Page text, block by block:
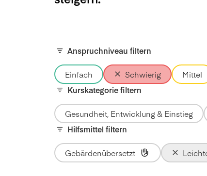
Anspruchniveau filtern
Einfach Schwierig Mittel
Kurskategorie filtern
Gesundheit, Entwicklung & Einstieg
Hilfsmittel filtern
Gebärdenübersetzt